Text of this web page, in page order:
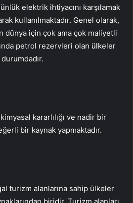
elektrik ihtiyacını karşılamak
kullanılmaktadır. Genel olarak,
dünya için çok ama çok maliyetli
petrol rezervleri olan ülkeler
kimyasal kararlılığı ve nadir bir
bir kaynak yapmaktadır.
turizm alanlarına sahip ülkeler
biridir. Turizm alanları